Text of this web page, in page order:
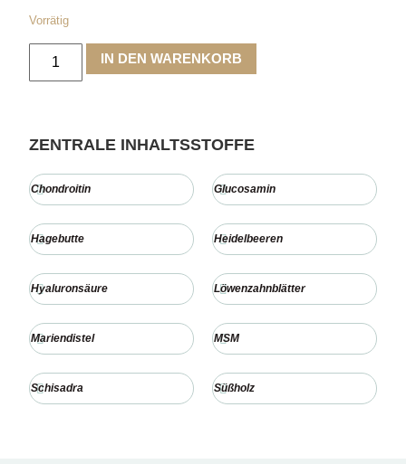
Vorrätig
IN DEN WARENKORB
ZENTRALE INHALTSSTOFFE
Chondroitin Glucosamin
Hagebutte Heidelbeeren
Hyaluronsäure Löwenzahnblätter
Mariendistel MSM
Schisadra Süßholz